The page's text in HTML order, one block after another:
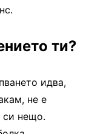
ти?
идва,
не е
си нещо.